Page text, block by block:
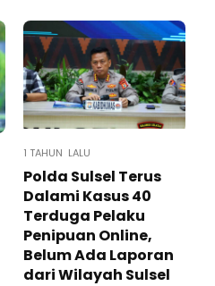
1 TAHUN LALU
Polda Sulsel Terus
Dalami Kasus 40
Terduga Pelaku
Penipuan Online,
Belum Ada Laporan
dari Wilayah Sulsel